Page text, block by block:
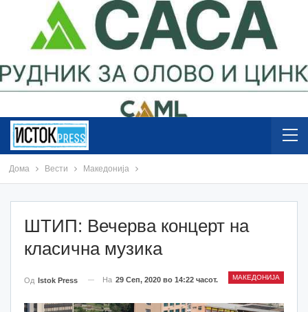
Дома Вести Македонија
ШТИП: Вечерва концерт на
класична музика
МАКЕДОНИЈА
Од Istok Press На 29 Сеп, 2020 во 14:22 часот.